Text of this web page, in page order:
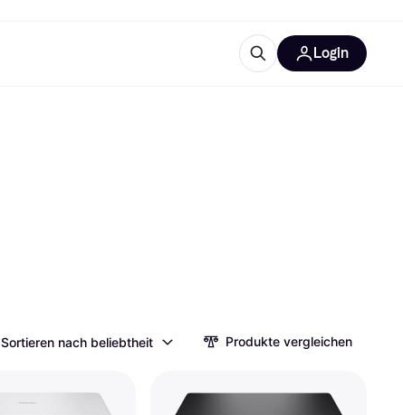
Login
Sortieren nach beliebtheit Produkte vergleichen